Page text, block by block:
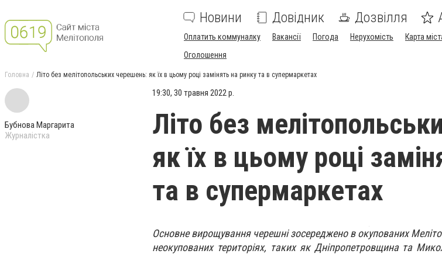
Новини Довідник Дозвілля
Оплатить коммуналку Вакансії Погода Нерухомість Карта
Оголошення
Головна Літо без мелітопольських черешень: як їх в цьому році замінять на ринку та в супермаркетах
Бубнова Маргарита
Журналістка
19:30, 30 травня 2022 р.
Літо без
як їх в цьому році
та в супермаркетах
Основне вирощування черешні зосереджено в окупованих
неокупованих територіях, таких як Дніпропетровщина та